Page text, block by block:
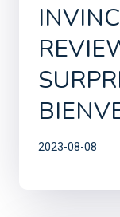
2023-08-08